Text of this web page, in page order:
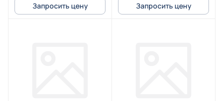
Запросить цену Запросить цену